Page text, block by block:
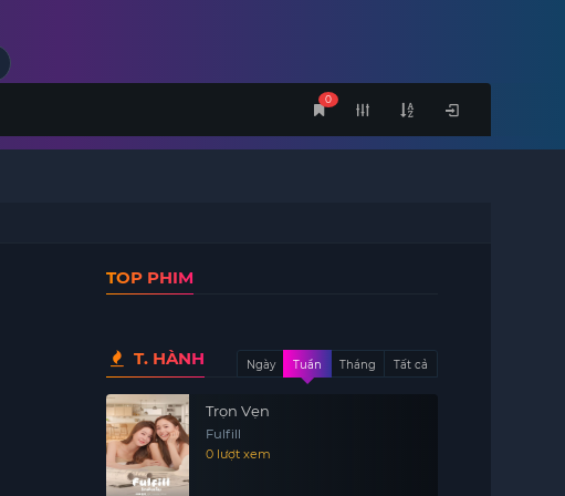
0
TOP PHIM
T. HÀNH Ngày Tuần Tháng Tất cả
Trọn Vẹn
Fulfill
0 lượt xem